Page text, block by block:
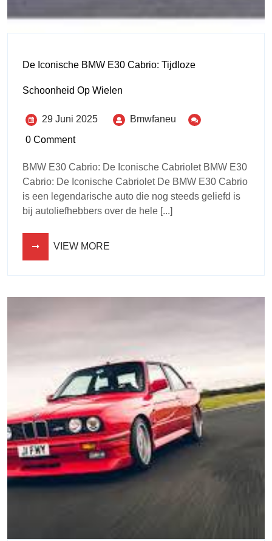
De Iconische BMW E30 Cabrio: Tijdloze
Schoonheid Op Wielen
29 Juni 2025
Bmwfaneu
0 Comment
BMW E30 Cabrio: De Iconische Cabriolet BMW E30
Cabrio: De Iconische Cabriolet De BMW E30 Cabrio
is een legendarische auto die nog steeds geliefd is
bij autoliefhebbers over de hele [...]
VIEW MORE